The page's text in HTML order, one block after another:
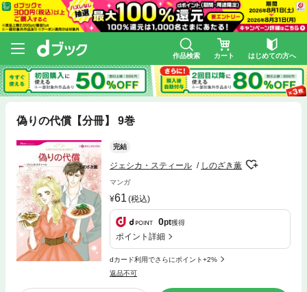
作品検索 カート はじめての方へ
偽りの代償【分冊】 9巻
完結
ジェシカ・スティール しのざき薫
マンガ
61 (税込)
0pt獲得
ポイント詳細
dカード利用でさらにポイント+2%
返品不可